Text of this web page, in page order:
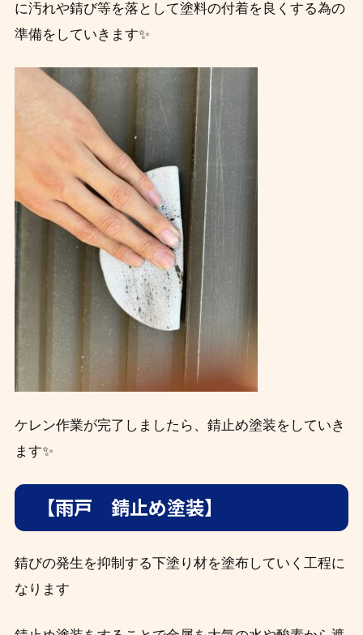
に汚れや錆び等を落として塗料の付着を良くする為の
準備をしていきます✨
ケレン作業が完了しましたら、錆止め塗装をしていき
ます✨
【雨戸 錆止め塗装】
錆びの発生を抑制する下塗り材を塗布していく工程に
なります